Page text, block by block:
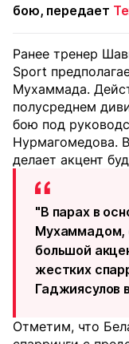
бою, передает
Ранее тренер
Sport
Мухаммада.
полусреднем
бою под
Нурмагомедова.
делает акцент
"В парах в
Мухаммадом,
большой
жестких
Гаджиясулов
Отметим, что